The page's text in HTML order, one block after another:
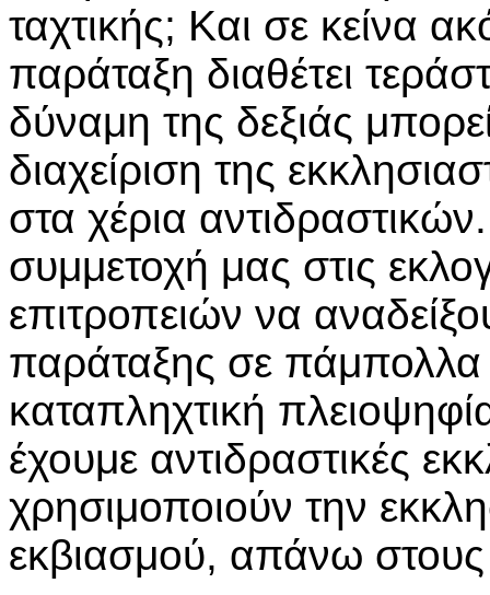
ταχτικής; Και σε κείνα
παράταξη διαθέτει
δύναμη της δεξιάς
διαχείριση της
στα χέρια
συμμετοχή μας στις
επιτροπειών να
παράταξης σε πάμπολλα
καταπληχτική
έχουμε αντιδραστικές
χρησιμοποιούν την
εκβιασμού, απάνω στους